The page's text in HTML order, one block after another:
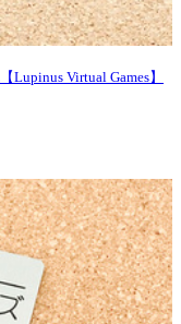
Virtual Games】